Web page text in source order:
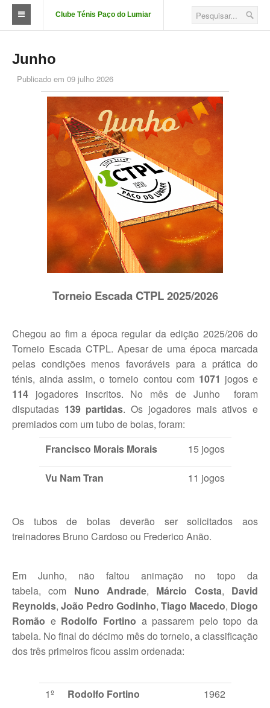
Clube Ténis Paço do Lumiar
FAÇA-SE SÓCIO
Quotizações
Aluguer de Campos
Court Passe
Corpos Sociais
Descontos e Parcerias
Fotos das Instalações
Jogar em Terra Batida
Regras do Ténis
Links Úteis
Azinhaga da Fonte Velha 32 Paço do Lumiar - Lisboa 1600-461
geral.ctpl@gmail.com
965486199 - incluindoMarcação de Courts
Torneios
Torneios Oficiais
Torneios Escada
Notícias
Notícias do Clube
Notícias Torneio Escada
Junho
Publicado em 09 julho 2026
Torneio Escada CTPL 2025/2026
Chegou ao fim a época regular da edição 2025/206 do
Torneio Escada CTPL. Apesar de uma época marcada
pelas condições menos favoráveis para a prática do
ténis, ainda assim, o torneio contou com 1071 jogos e
114 jogadores inscritos. No mês de Junho foram
disputadas 139 partidas. Os jogadores mais ativos e
premiados com um tubo de bolas, foram:
Francisco Morais Morais
15 jogos
Vu Nam Tran 11 jogos
Os tubos de bolas deverão ser solicitados aos
treinadores Bruno Cardoso ou Frederico Anão.
Em Junho, não faltou animação no topo da
tabela, com Nuno Andrade, Márcio Costa, David
Reynolds, João Pedro Godinho, Tiago Macedo, Diogo
Romão eRodolfo Fortino a passarem pelo topo da
tabela. No final do décimo mês do torneio, a classificação
dos três primeiros ficou assim ordenada:
1º Rodolfo Fortino 1962